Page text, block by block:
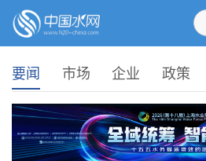
要闻 市场 企业 政策